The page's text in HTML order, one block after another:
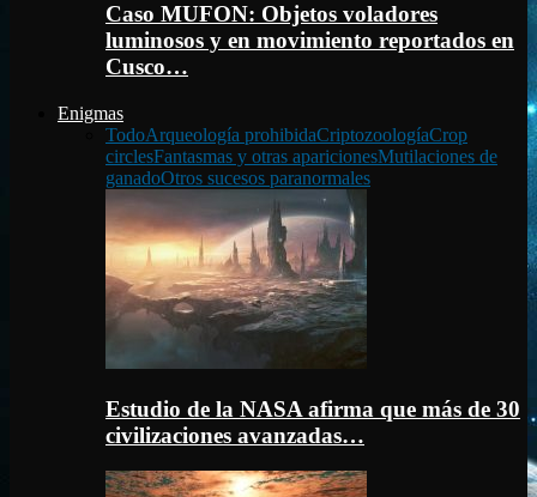
Caso MUFON: Objetos voladores
luminosos y en movimiento reportados en
Cusco…
Enigmas
TodoArqueología prohibidaCriptozoologíaCrop
circlesFantasmas y otras aparicionesMutilaciones de
ganadoOtros sucesos paranormales
Estudio de la NASA afirma que más de 30
civilizaciones avanzadas…